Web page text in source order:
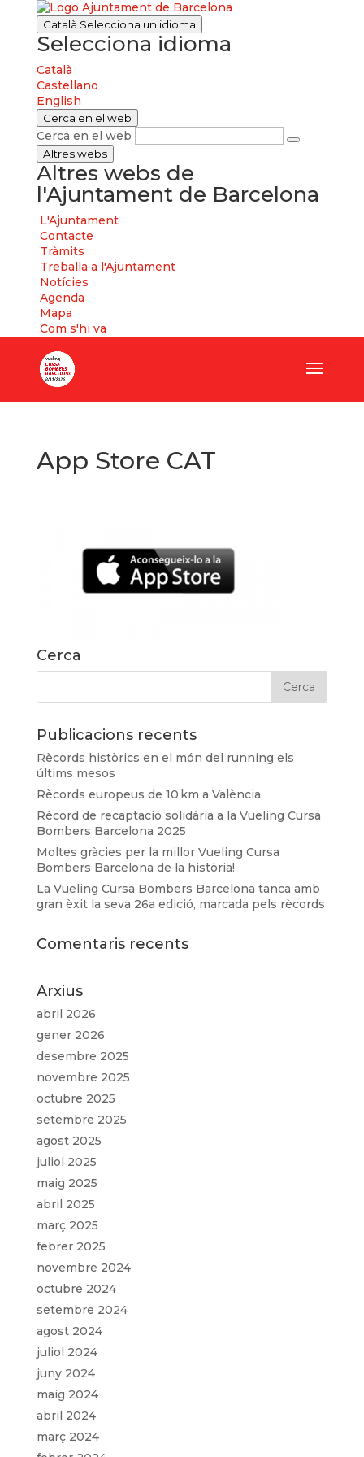
Català Selecciona un idioma
Selecciona idioma
Català
Castellano
English
Cerca en el web
Cerca en el web
Altres webs
Altres webs de
l'Ajuntament de Barcelona
L'Ajuntament
Contacte
Tràmits
Treballa a l'Ajuntament
Notícies
Agenda
Mapa
Com s'hi va
App Store CAT
Cerca
Publicacions recents
Rècords històrics en el món del running els
últims mesos
Rècords europeus de 10 km a València
Rècord de recaptació solidària a la Vueling Cursa
Bombers Barcelona 2025
Moltes gràcies per la millor Vueling Cursa
Bombers Barcelona de la història!
La Vueling Cursa Bombers Barcelona tanca amb
gran èxit la seva 26a edició, marcada pels rècords
Comentaris recents
Arxius
abril 2026
gener 2026
desembre 2025
novembre 2025
octubre 2025
setembre 2025
agost 2025
juliol 2025
maig 2025
abril 2025
març 2025
febrer 2025
novembre 2024
octubre 2024
setembre 2024
agost 2024
juliol 2024
juny 2024
maig 2024
abril 2024
març 2024